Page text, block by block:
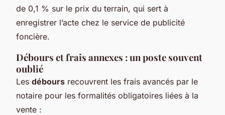
de 0,1 % sur le prix du terrain, qui sert à
enregistrer l’acte chez le service de publicité
foncière.
Débours et frais annexes : un poste souvent
oublié
Les débours recouvrent les frais avancés par le
notaire pour les formalités obligatoires liées à la
vente :